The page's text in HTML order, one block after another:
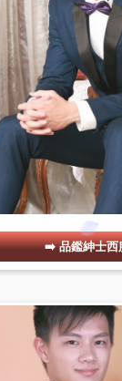
品鑑紳士西